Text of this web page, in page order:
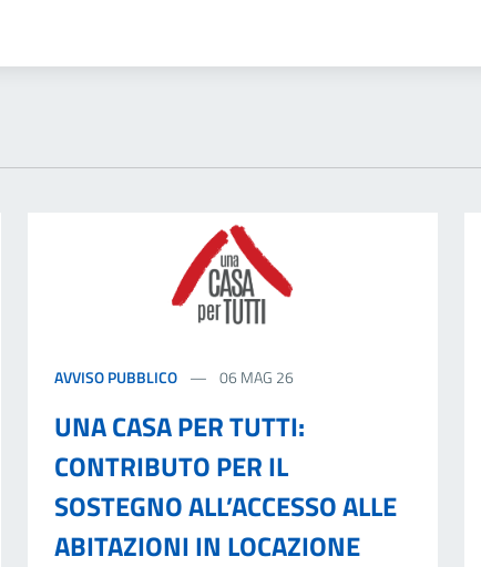
AVVISO PUBBLICO 06 MAG 26
UNA CASA PER TUTTI:
CONTRIBUTO PER IL
SOSTEGNO ALL’ACCESSO ALLE
ABITAZIONI IN LOCAZIONE